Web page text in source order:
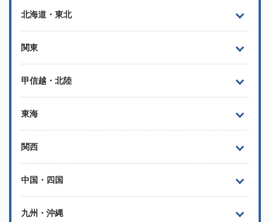
北海道・東北
関東
甲信越・北陸
東海
関西
中国・四国
九州・沖縄